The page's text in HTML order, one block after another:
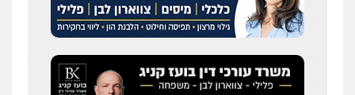
שחר לדובסקי, עו"ד
פלילי מעצרים וחקירות עבירות המתה עורכי
דין לענייני אסירים